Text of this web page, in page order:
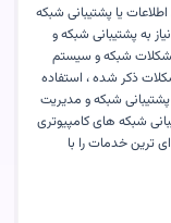
یا پشتیبانی شبکه
به پشتیبانی شبکه و
شبکه و سیستم
ذکر شده ، استفاده
شبکه و مدیریت
شبکه های کامپیوتری
ترین خدمات را با